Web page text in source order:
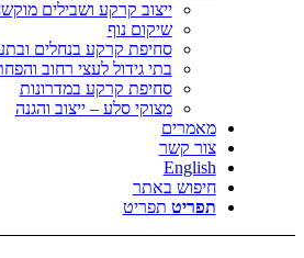
ייצוב קרקע ושבילים
שיקום נוף
סחיפת קרקע בנחלים
בתי גידול לעצי רחוב
סחיפת קרקע במדרונות
מצוקי סלע – ייצוב והגנה
מאמרים
צור קשר
English
חיפוש באתר
תפריט תפריט